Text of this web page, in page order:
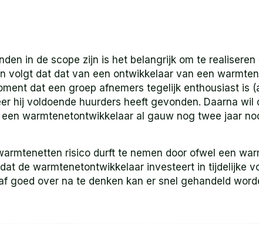
in de scope zijn is het belangrijk om te
volgt dat dat van een ontwikkelaar van een
dat een groep afnemers tegelijk enthousiast is
hij voldoende huurders heeft gevonden. Daarna
warmtenetontwikkelaar al gauw nog twee jaar
risico durft te nemen door ofwel een
de warmtenetontwikkelaar investeert in tijdelijke
goed over na te denken kan er snel gehandeld